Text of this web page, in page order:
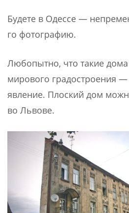
Будете в Одессе —
го фотографию.
Любопытно, что такие
мирового градостроения
явление. Плоский дом
во Львове.